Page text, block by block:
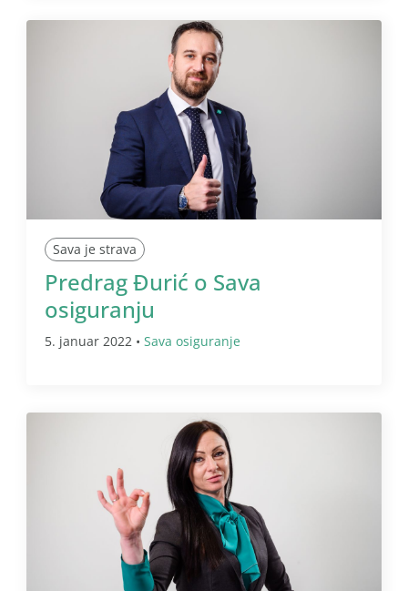
Sava je strava
Predrag Đurić o Sava
osiguranju
5. januar 2022 • Sava osiguranje